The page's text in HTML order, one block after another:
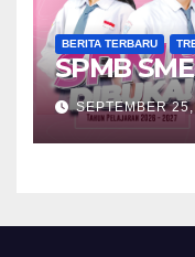
BERITA TERBARU
SPMB
SEPTEMBER